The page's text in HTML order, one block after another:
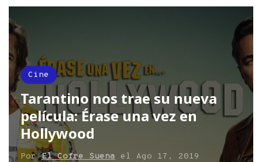
Cine
Tarantino nos trae su nueva
película: Érase una vez en
Hollywood
PorEl Cofre Suena el Ago 17, 2019